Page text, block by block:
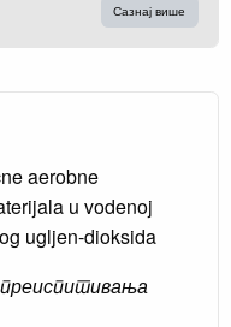
Сазнај више
aerobne
u vodenoj
ugljen-dioksida